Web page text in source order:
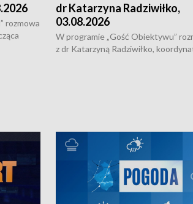
rozmowa
dr Katarzyna Radziwiłko,
03.08.2026
W programie „Gość Obiektywu”
z dr Katarzyną Radziwiłko,